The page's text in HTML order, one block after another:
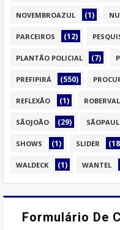
NOVEMBROAZUL (1)
PARCEIROS (12)
PLANTÃO POLICIAL (7)
PREFIPIRÁ (550)
REFLEXÃO (1)
SÃOJOÃO (29)
SHOWS (1) SLIDER
WALDECK (1) WANTEL
Formulário De